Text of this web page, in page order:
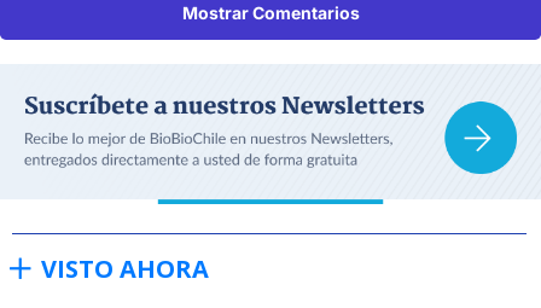
Mostrar Comentarios
VISTO AHORA